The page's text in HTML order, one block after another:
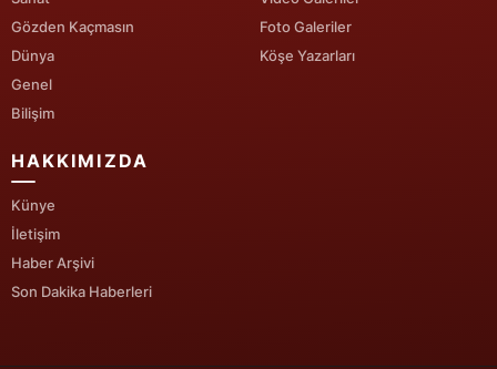
Bayburt
Gözden Kaçmasın
Dünya
Genel
Bilişim
Foto Galeriler
Köşe Yazarları
HAKKIMIZDA
Künye
İletişim
Haber Arşivi
Son Dakika Haberleri